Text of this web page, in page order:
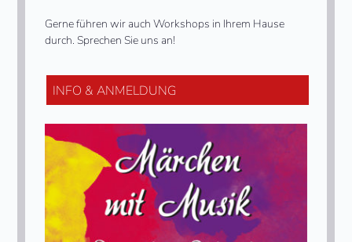
Gerne führen wir auch Workshops in Ihrem Hause
durch. Sprechen Sie uns an!
INFO & ANMELDUNG